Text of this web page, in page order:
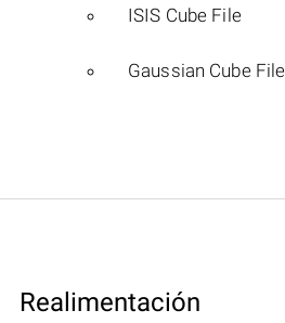
ISIS Cube File
Gaussian Cube File
Realimentación